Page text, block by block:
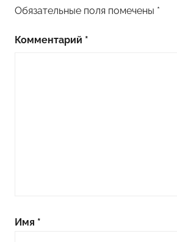
Обязательные поля помечены *
Комментарий *
Имя *